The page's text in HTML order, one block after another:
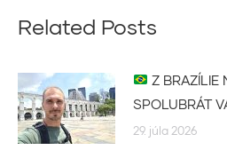
Related Posts
Z BRAZÍLIE
SPOLUBRÁT
29. júla 2026